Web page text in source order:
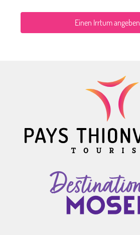
Einen Irrtum angeben